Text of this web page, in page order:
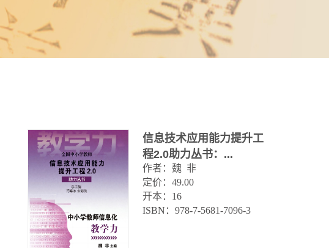
信息技术应用能力提升工
程2.0助力丛书：...
作者：魏  非
定价：49.00
开本：16
ISBN：978-7-5681-7096-3